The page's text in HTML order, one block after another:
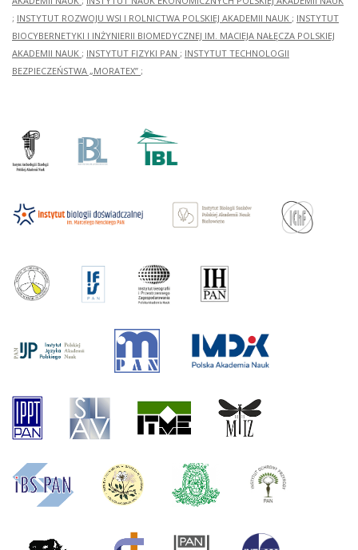
; INSTYTUT ROZWOJU WSI I ROLNICTWA POLSKIEJ AKADEMII NAUK ; INSTYTUT
BIOCYBERNETYKI I INŻYNIERII BIOMEDYCZNEJ IM. MACIEJA NAŁĘCZA POLSKIEJ
AKADEMII NAUK ; INSTYTUT FIZYKI PAN ; INSTYTUT TECHNOLOGII
BEZPIECZEŃSTWA „MORATEX” ;